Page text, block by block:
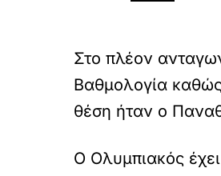
Στο πλέον
Βαθμολογία
θέση ήταν ο
Ο Ολυμπιακός